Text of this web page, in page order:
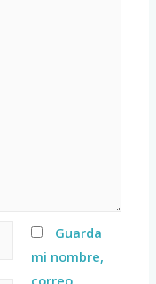
Guarda
mi nombre,
correo